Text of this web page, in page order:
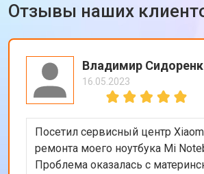
Отзывы наших
Владимир
16.05.2023
Посетил сервисный центр
ремонта моего ноутбука Mi
Проблема оказалась с